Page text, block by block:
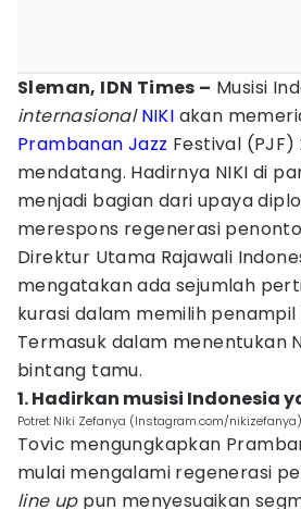
Sleman, IDN Times – Musisi
internasionalNIKI akan
Prambanan Jazz Festival (PJF)
mendatang. Hadirnya NIKI di
menjadi bagian dari upaya
merespons regenerasi
Direktur Utama Rajawali
mengatakan ada sejumlah
kurasi dalam memilih penampil
Termasuk dalam menentukan
bintang tamu.
1. Hadirkan musisi Indonesia
Potret Niki Zefanya (Instagram.com/nikizefanya)
Tovic mengungkapkan
mulai mengalami regenerasi
line up pun menyesuaikan